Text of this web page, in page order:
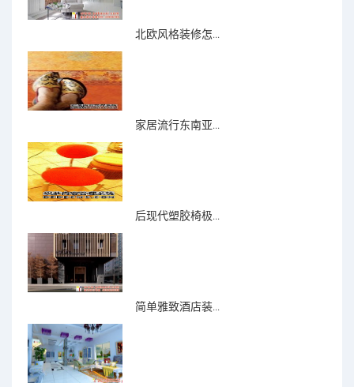
北欧风格装修怎...
家居流行东南亚...
后现代塑胶椅极...
简单雅致酒店装...